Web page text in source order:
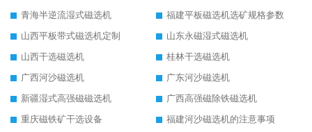
青海半逆流湿式磁选机
福建平板磁选机选矿规格参数
山西平板带式磁选机定制
山东永磁湿式磁选机
山西干选磁选机
桂林干选磁选机
广西河沙磁选机
广东河沙磁选机
新疆湿式高强磁磁选机
广西高强磁除铁磁选机
重庆磁铁矿干选设备
福建河沙磁选机的注意事项